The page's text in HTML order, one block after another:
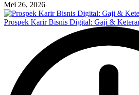
Mei 26, 2026
Prospek Karir Bisnis Digital: Gaji &